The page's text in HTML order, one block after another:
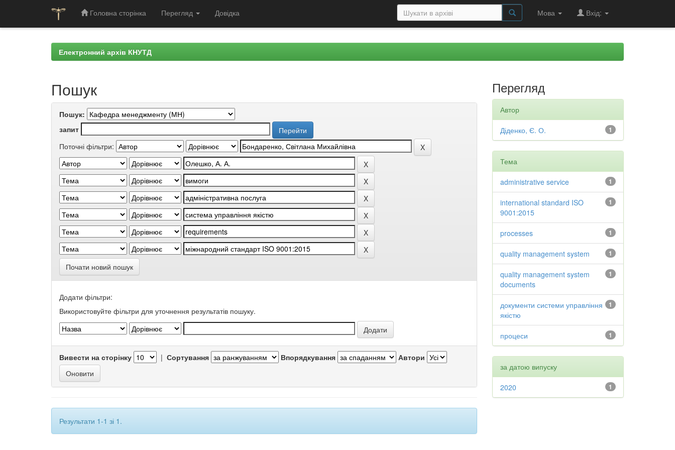
Головна сторінка Перегляд Довідка Мова Вхід:
Електронний архів КНУТД
Пошук
Пошук:
запит
Поточні фільтри:
Почати новий пошук
Додати фільтри:
Використовуйте фільтри для уточнення результатів пошуку.
Вивести на сторінку | Сортування Впорядкування Автори
Результати 1-1 зі 1.
Перегляд
Автор
1
Діденко, Є. О.
Тема
1
administrative service
1
international standard ISO
9001:2015
1
processes
1
quality management system
1
quality management system
documents
1
документи системи управління
якістю
1
процеси
за датою випуску
1
2020